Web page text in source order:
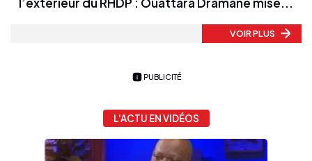
VOIR PLUS
PUBLICITÉ
L'ACTU EN VIDÉOS